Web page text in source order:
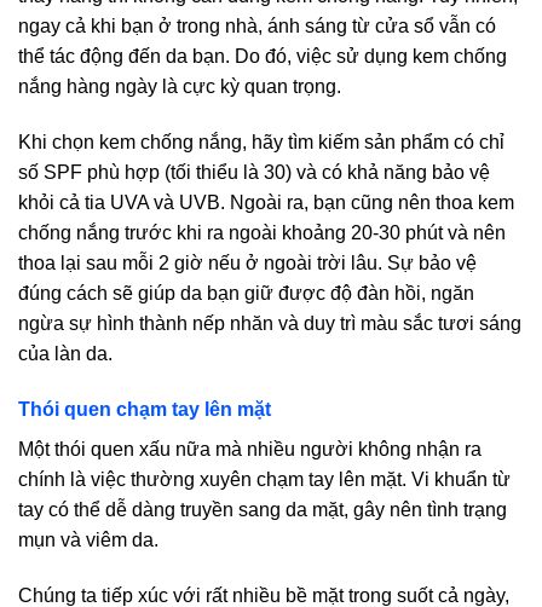
ngay cả khi bạn ở trong nhà, ánh sáng từ cửa sổ vẫn có
thể tác động đến da bạn. Do đó, việc sử dụng kem chống
nắng hàng ngày là cực kỳ quan trọng.
Khi chọn kem chống nắng, hãy tìm kiếm sản phẩm có chỉ
số SPF phù hợp (tối thiểu là 30) và có khả năng bảo vệ
khỏi cả tia UVA và UVB. Ngoài ra, bạn cũng nên thoa kem
chống nắng trước khi ra ngoài khoảng 20-30 phút và nên
thoa lại sau mỗi 2 giờ nếu ở ngoài trời lâu. Sự bảo vệ
đúng cách sẽ giúp da bạn giữ được độ đàn hồi, ngăn
ngừa sự hình thành nếp nhăn và duy trì màu sắc tươi sáng
của làn da.
Thói quen chạm tay lên mặt
Một thói quen xấu nữa mà nhiều người không nhận ra
chính là việc thường xuyên chạm tay lên mặt. Vi khuẩn từ
tay có thể dễ dàng truyền sang da mặt, gây nên tình trạng
mụn và viêm da.
Chúng ta tiếp xúc với rất nhiều bề mặt trong suốt cả ngày,